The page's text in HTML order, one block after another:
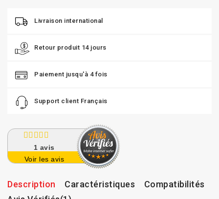
Livraison international
Retour produit 14 jours
Paiement jusqu'à 4 fois
Support client Français
1 avis
Voir les avis
Description Caractéristiques
Compatibilités